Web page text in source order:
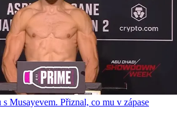
Musayevem. Přiznal, co mu v zápase